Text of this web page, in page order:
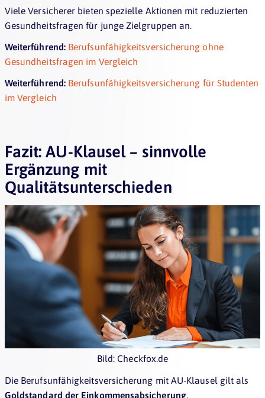
Viele Versicherer bieten spezielle Aktionen mit reduzierten
Gesundheitsfragen für junge Zielgruppen an.
Weiterführend: Berufsunfähigkeitsversicherung ohne
Gesundheitsfragen im Vergleich
Weiterführend: Berufsunfähigkeitsversicherung für Studenten
im Vergleich
Fazit: AU-Klausel – sinnvolle
Ergänzung mit
Qualitätsunterschieden
Bild: Checkfox.de
Die Berufsunfähigkeitsversicherung mit AU-Klausel gilt als
Goldstandard der Einkommensabsicherung.